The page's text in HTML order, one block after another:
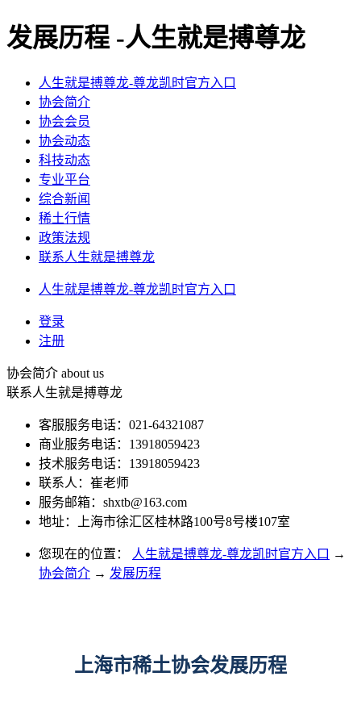
发展历程 -人生就是搏尊龙
人生就是搏尊龙-尊龙凯时官方入口
协会简介
协会会员
协会动态
科技动态
专业平台
综合新闻
稀土行情
政策法规
联系人生就是搏尊龙
人生就是搏尊龙-尊龙凯时官方入口
登录
注册
协会简介 about us
联系人生就是搏尊龙
客服服务电话：021-64321087
商业服务电话：13918059423
技术服务电话：13918059423
联系人：崔老师
服务邮箱： shxtb@163.com
地址：上海市徐汇区桂林路100号8号楼107室
您现在的位置： 人生就是搏尊龙-尊龙凯时官方入口 →
协会简介 → 发展历程
上海市稀土协会发展历程